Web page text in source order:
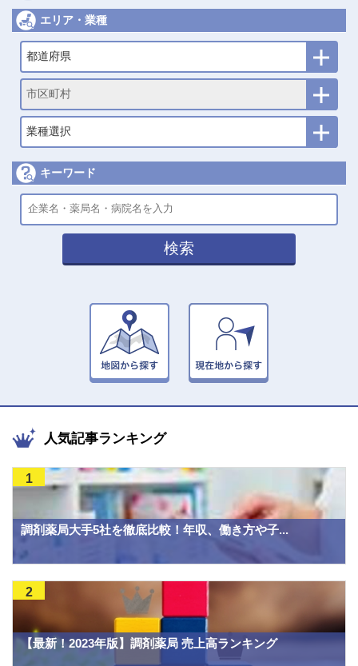
エリア・業種
都道府県
市区町村
業種選択
キーワード
検索
人気記事ランキング
調剤薬局大手5社を徹底比較！年収、働き方や子...
1
【最新！2023年版】調剤薬局 売上高ランキング
2